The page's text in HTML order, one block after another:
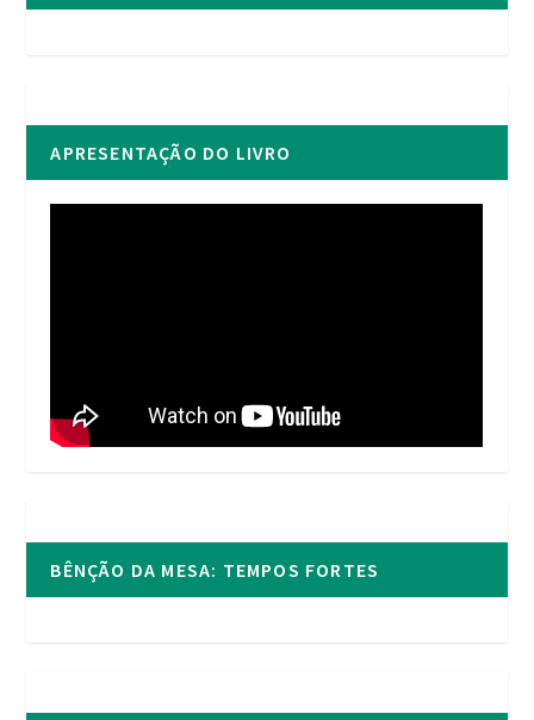
APRESENTAÇÃO DO LIVRO
BÊNÇÃO DA MESA: TEMPOS FORTES